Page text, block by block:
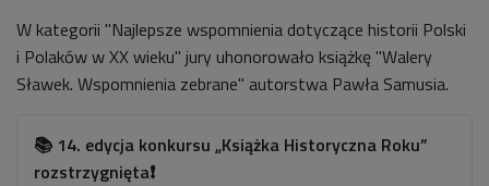
W kategorii "Najlepsze wspomnienia dotyczące historii Polski
i Polaków w XX wieku" jury uhonorowało książkę "Walery
Sławek. Wspomnienia zebrane" autorstwa Pawła Samusia.
📚 14. edycja konkursu „Książka Historyczna Roku”
rozstrzygnięta❗️